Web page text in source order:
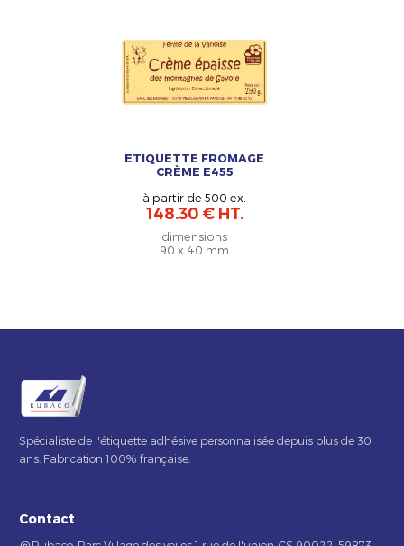
ETIQUETTE FROMAGE
CRÈME E455
à partir de 500 ex.
148.30 € HT.
dimensions
90 x 40 mm
Spécialiste de l'étiquette adhésive personnalisée depuis plus de 30
ans. Fabrication 100% française.
Contact